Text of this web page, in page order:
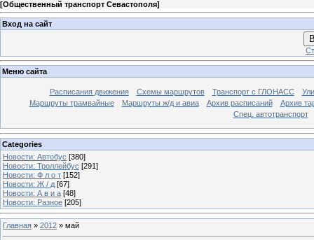
[Общественный транспорт Севастополя]
Вход на сайт
Меню сайта
Расписания движения Схемы маршрутов Транспорт с ГЛОНАСС
Маршруты трамвайные
Маршруты ж/д и авиа Архив расписаний
Архив
Спец. автотранспорт
Categories
Новости: Автобус [380]
Новости: Троллейбус [291]
Новости: Ф л о т [152]
Новости: Ж / д [67]
Новости: А в и а [48]
Новости: Разное [205]
Главная » 2012 » май